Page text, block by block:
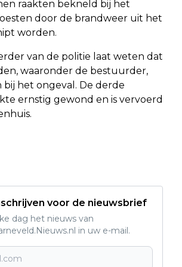
raakten bekneld bij het
door de brandweer uit het
worden.
van de politie laat weten dat
waaronder de bestuurder,
bij het ongeval. De derde
ernstig gewond en is vervoerd
voor de nieuwsbrief
dag het nieuws van
in uw e-mail.